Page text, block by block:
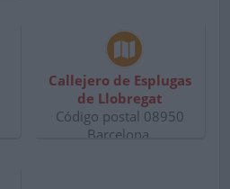
Callejero de Esplugas
de Llobregat
Código postal 08950
Barcelona.